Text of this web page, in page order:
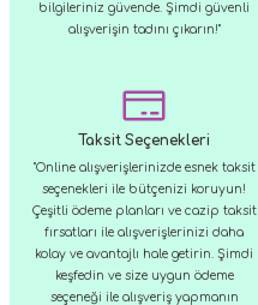
Ürün fiyatı diğer sitelerden
Bu ürüne benzer farklı
bilgileriniz güvende. Şimdi güvenli
alışverişin tadını çıkarın!"
Taksit Seçenekleri
"Online alışverişlerinizde esnek taksit
seçenekleri ile bütçenizi koruyun!
Çeşitli ödeme planları ve cazip taksit
fırsatları ile alışverişlerinizi daha
kolay ve avantajlı hale getirin. Şimdi
keşfedin ve size uygun ödeme
seçeneği ile alışveriş yapmanın